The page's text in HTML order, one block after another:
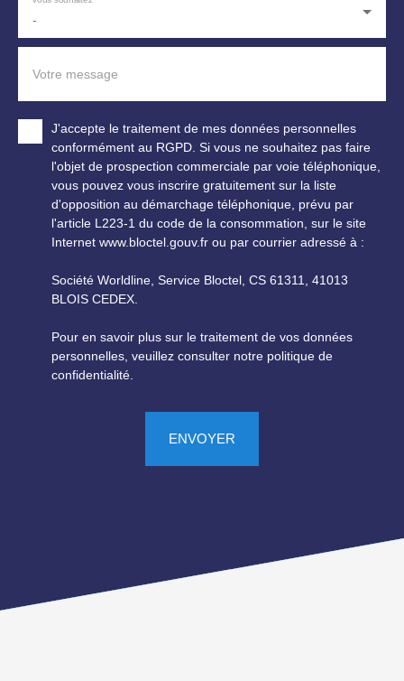
-
Votre message
J'accepte le traitement de mes données personnelles
conformément au RGPD. Si vous ne souhaitez pas faire
l'objet de prospection commerciale par voie téléphonique,
vous pouvez vous inscrire gratuitement sur la liste
d'opposition au démarchage téléphonique, prévu par
l'article L223-1 du code de la consommation, sur le site
Internet www.bloctel.gouv.fr ou par courrier adressé à :
Société Worldline, Service Bloctel, CS 61311, 41013
BLOIS CEDEX.
Pour en savoir plus sur le traitement de vos données
personnelles, veuillez consulter notre politique de
confidentialité.
ENVOYER